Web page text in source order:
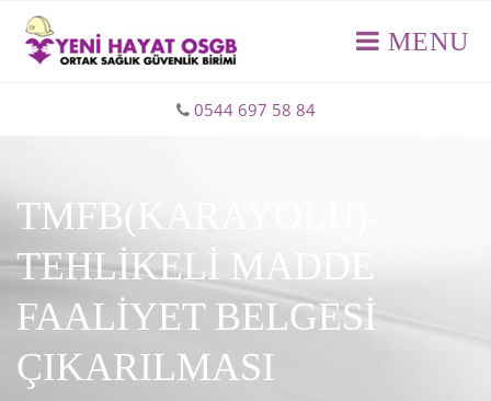
MENU
0544 697 58 84
TMFB(KARAYOLU)-
TEHLİKELİ MADDE
FAALİYET BELGESİ
ÇIKARILMASI